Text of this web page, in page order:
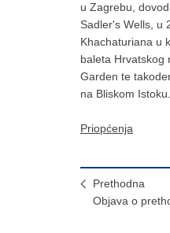
u Zagrebu,
Sadler's Wells, u
Khachaturiana u
baleta Hrvatskog
Garden te
na Bliskom
Priopćenja
Prethodna
Objava o